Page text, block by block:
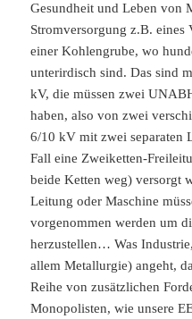
Gesundheit und Leben von
Stromversorgung z.B.
einer Kohlengrube, wo
unterirdisch sind. Das sind
kV, die müssen zwei
haben, also von zwei
6/10 kV mit zwei separaten
Fall eine Zweiketten-
beide Ketten weg) versorgt
Leitung oder Maschine
vorgenommen werden um
herzustellen… Was
allem Metallurgie) angeht,
Reihe von zusätzlichen
Monopolisten, wie unsere